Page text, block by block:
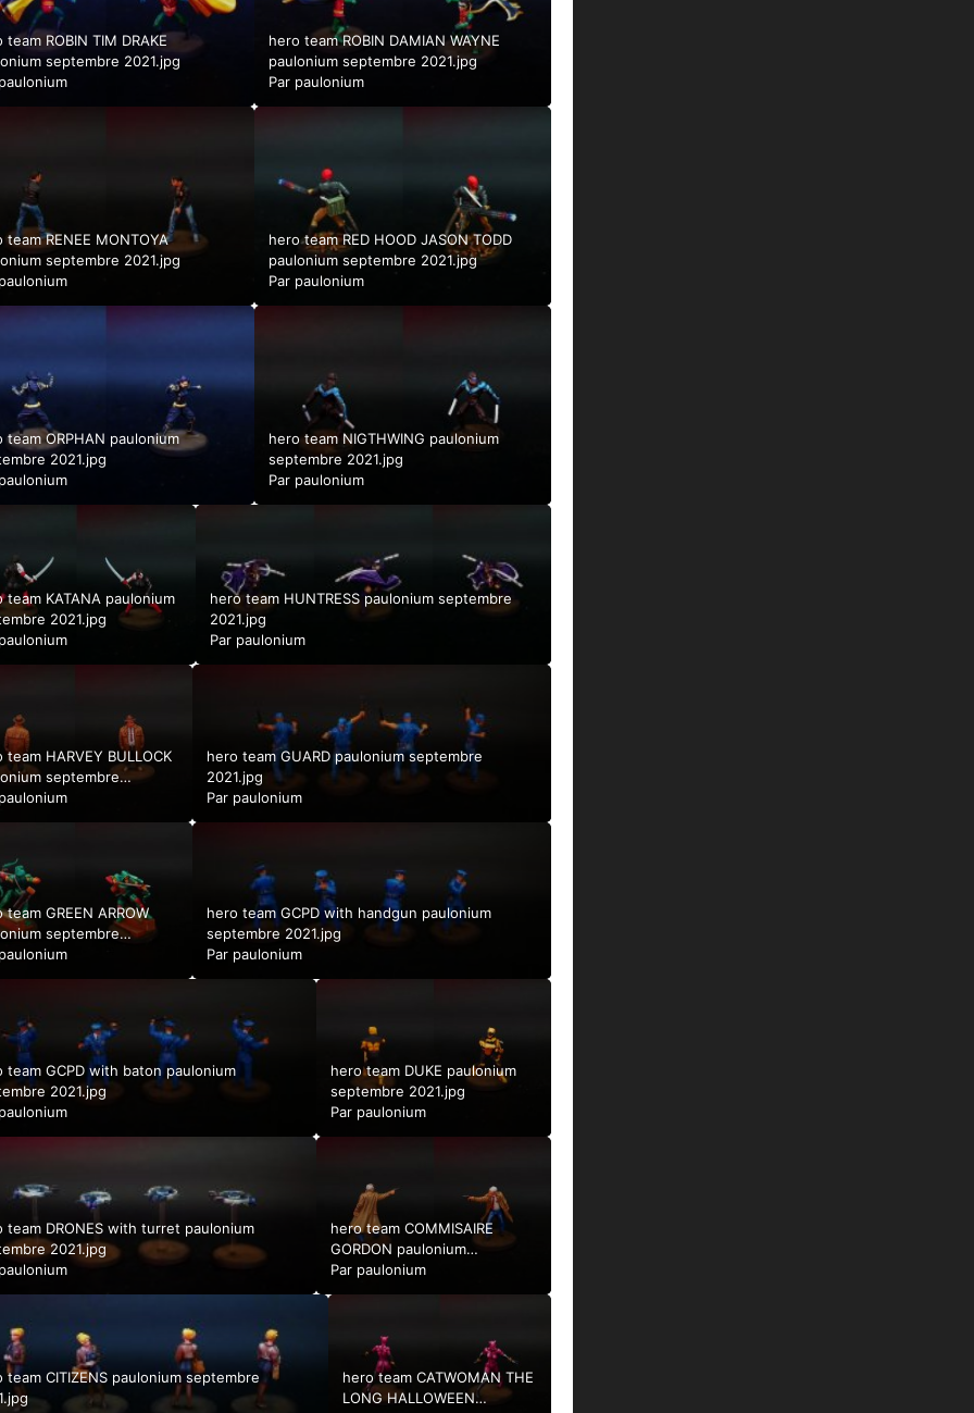
team ROBIN TIM DRAKE
septembre 2021.jpg
paulonium
hero team ROBIN DAMIAN WAYNE
paulonium septembre 2021.jpg
Par paulonium
team RENEE MONTOYA
septembre 2021.jpg
paulonium
hero team RED HOOD JASON TODD
paulonium septembre 2021.jpg
Par paulonium
team ORPHAN paulonium
2021.jpg
paulonium
hero team NIGTHWING paulonium
septembre 2021.jpg
Par paulonium
team KATANA paulonium
2021.jpg
paulonium
hero team HUNTRESS paulonium septembre
2021.jpg
Par paulonium
team HARVEY BULLOCK
septembre
paulonium
hero team GUARD paulonium septembre
2021.jpg
Par paulonium
team GREEN ARROW
septembre
paulonium
hero team GCPD with handgun paulonium
septembre 2021.jpg
Par paulonium
team GCPD with baton paulonium
2021.jpg
paulonium
hero team DUKE paulonium
septembre 2021.jpg
Par paulonium
team DRONES with turret paulonium
2021.jpg
paulonium
hero team COMMISAIRE
GORDON paulonium
septembre 2021.jpg
Par paulonium
team CITIZENS paulonium septembre
hero team CATWOMAN THE
LONG HALLOWEEN